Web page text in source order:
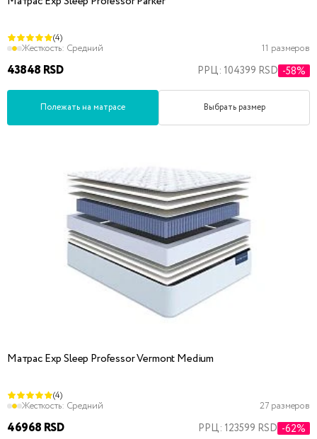
(4)
Жесткость: Средний 11 размеров
43848 RSD РРЦ: 104399 RSD -58%
Полежать на матрасе Выбрать размер
Матрас Exp Sleep Professor Vermont Medium
(4)
Жесткость: Средний 27 размеров
46968 RSD РРЦ: 123599 RSD -62%